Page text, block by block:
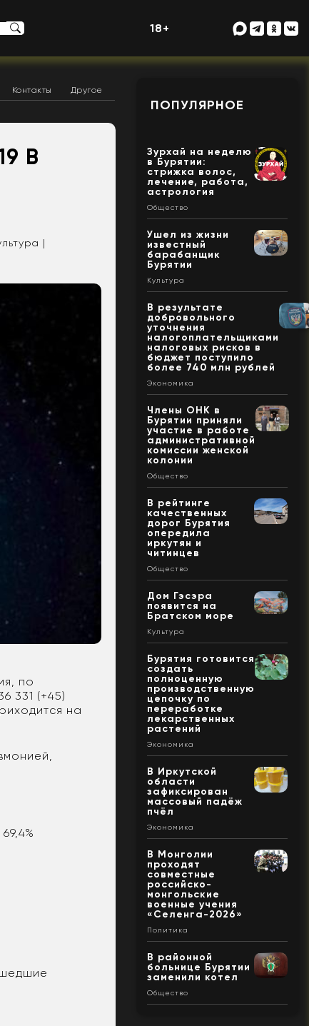
18+
Контакты Другое
В
|
по
331 (+45)
на
ПОПУЛЯРНОЕ
Зурхай на неделю
в Бурятии:
стрижка волос,
лечение, работа,
астрология
Общество
Ушел из жизни
известный
барабанщик
Бурятии
Культура
В результате
добровольного
уточнения
налогоплательщиками
налоговых рисков в
бюджет поступило
более 740 млн рублей
Экономика
Члены ОНК в
Бурятии приняли
участие в работе
административной
комиссии женской
колонии
Общество
В рейтинге
качественных
дорог Бурятия
опередила
иркутян и
читинцев
Общество
Дом Гэсэра
появится на
Братском море
Культура
Бурятия готовится
создать
полноценную
производственную
цепочку по
переработке
лекарственных
растений
Экономика
В Иркутской
области
зафиксирован
массовый падёж
пчёл
Экономика
В Монголии
проходят
совместные
российско-
монгольские
военные учения
«Селенга-2026»
Политика
В районной
больнице Бурятии
заменили котел
Общество